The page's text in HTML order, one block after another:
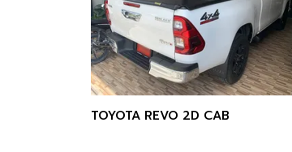
TOYOTA REVO 2D CAB